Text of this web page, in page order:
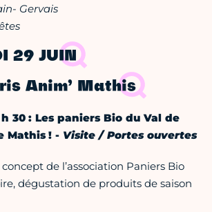
Gervais
29 JUIN
Anim’ Mathis
h 30 : Les paniers Bio du Val de
Mathis ! - Visite / Portes ouvertes
de l’association Paniers Bio
dégustation de produits de saison